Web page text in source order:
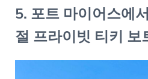
5. 포트 마이어스에
절 프라이빗 티키 보